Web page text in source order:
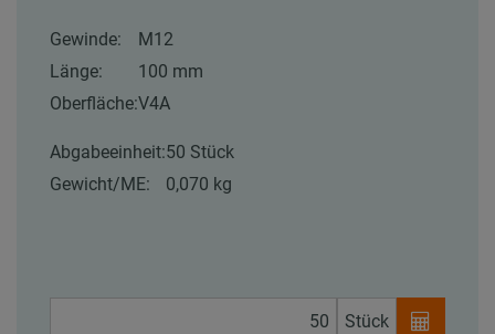
Gewinde:
M12
Länge:
100 mm
Oberfläche:V4A
Abgabeeinheit:50 Stück
Gewicht/ME:
0,070 kg
Stück